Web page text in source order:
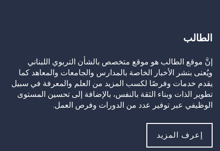
الطالب
إنَّ موقع الطالب هو موقع متخصص بالشأن التربوي اللبناني
ويُعنى بنشر الأخبار الخاصة بالمدارس والجامعات والمعاهد كما
يقدم خدمات وفرصًا لكسب المزيد من العلم والمعرفة في سبيل
تطوير الذات وبناء الثقة بالنفس، بالإضافة إلى تحسين المستوى
الوظيفي عبر توفير عدد من الدورات وفرص العمل.
إعرف المزيد